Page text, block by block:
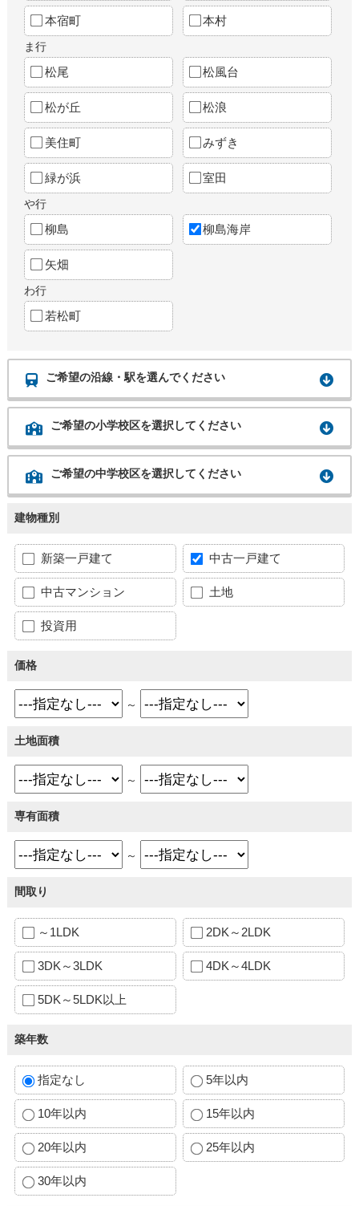
本宿町 本村
ま行
松尾 松風台
松が丘 松浪
美住町 みずき
緑が浜 室田
や行
柳島 柳島海岸
矢畑
わ行
若松町
ご希望の沿線・駅を選んでください
ご希望の小学校区を選択してください
ご希望の中学校区を選択してください
建物種別
新築一戸建て 中古一戸建て
中古マンション 土地
投資用
価格
～
土地面積
～
専有面積
～
間取り
～1LDK 2DK～2LDK
3DK～3LDK 4DK～4LDK
5DK～5LDK以上
築年数
指定なし 5年以内
10年以内 15年以内
20年以内 25年以内
30年以内